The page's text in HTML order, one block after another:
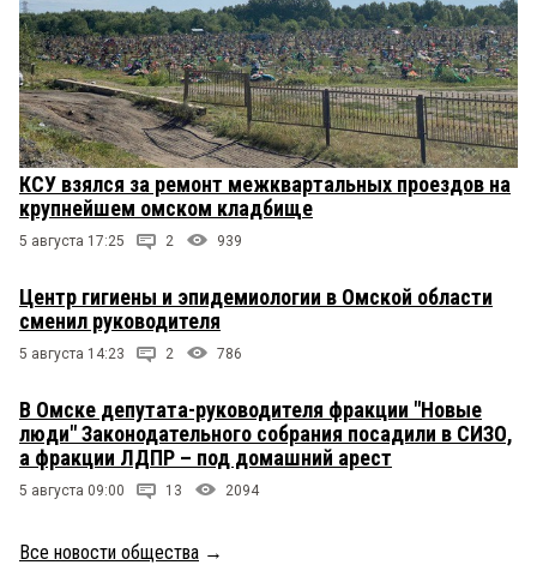
КСУ взялся за ремонт межквартальных проездов на
крупнейшем омском кладбище
5 августа 17:25 2 939
Центр гигиены и эпидемиологии в Омской области
сменил руководителя
5 августа 14:23 2 786
В Омске депутата-руководителя фракции "Новые
люди" Законодательного собрания посадили в СИЗО,
а фракции ЛДПР – под домашний арест
5 августа 09:00 13 2094
Все новости общества →